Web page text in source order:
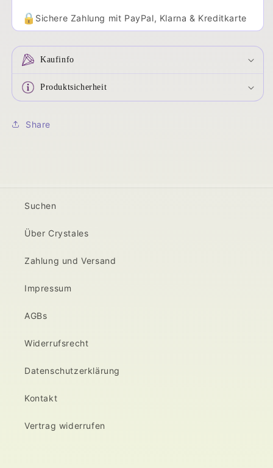
🔒 Sichere Zahlung mit PayPal, Klarna & Kreditkarte
Kaufinfo
Produktsicherheit
Share
Suchen
Über Crystales
Zahlung und Versand
Impressum
AGBs
Widerrufsrecht
Datenschutzerklärung
Kontakt
Vertrag widerrufen